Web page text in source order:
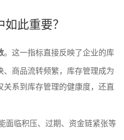
此重要？
。这一指标直接反映了企业的库
商品流转频繁，库存管理成为
系到库存管理的健康度，还直
面临积压、过期、资金链紧张等